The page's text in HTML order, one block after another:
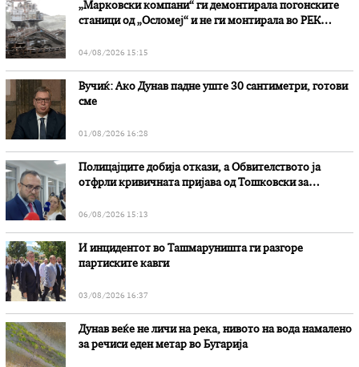
„Марковски компани“ ги демонтирала погонските
станици од „Осломеј“ и не ги монтирала во РЕК
04/08/2026 15:15
Вучиќ: Ако Дунав падне уште 30 сантиметри, готови
сме
01/08/2026 16:28
Полицајците добија откази, а Обвителството ја
отфрли кривичната пријава од Тошковски за
06/08/2026 15:13
И инцидентот во Ташмаруништa ги разгоре
партиските кавги
03/08/2026 16:37
Дунав веќе не личи на река, нивото на вода намалено
за речиси еден метар во Бугарија